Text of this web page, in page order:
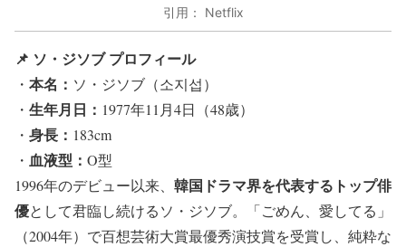
引用： Netflix
📌 ソ・ジソブ プロフィール
・ 本名： ソ・ジソブ（소지섭）
・ 生年月日： 1977年11月4日（48歳）
・ 身長： 183cm
・ 血液型： O型
1996年のデビュー以来、 韓国ドラマ界を代表するトップ俳
優として君臨し続けるソ・ジソブ。「ごめん、愛してる」
（2004年）で百想芸術大賞最優秀演技賞を受賞し、純粋な